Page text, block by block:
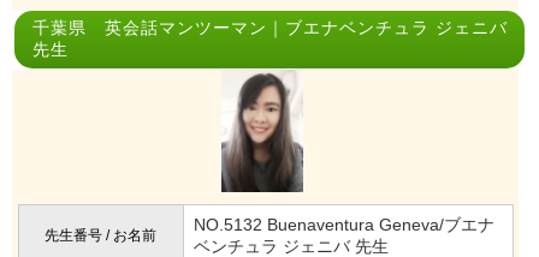
千葉県 英会話マンツーマン｜ブエナベンチュラ ジェニバ
先生
先生番号 / お名前
NO.5132 Buenaventura Geneva/ブエナ
ベンチュラ ジェニバ 先生